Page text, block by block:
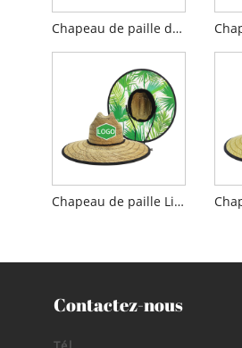
Chapeau de paille de surf pour homme
Chapeau de paille Lifeguard imprimé feuille de palmier
Contactez-nous